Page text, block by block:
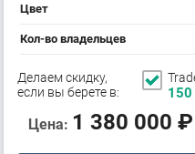
Цвет
Кол-во владельцев
Делаем скидку,
если вы берете в:
Цена: 1 380 000 ₽